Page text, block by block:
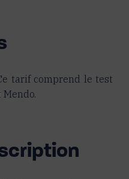
tarif comprend le test